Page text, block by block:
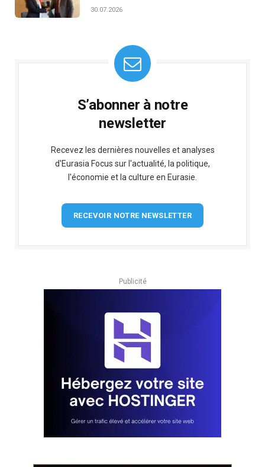
30.07.2026
S’abonner à notre
newsletter
Recevez les dernières nouvelles et analyses
d'Eurasia Focus sur l'actualité, la politique,
l'économie et la culture en Eurasie.
RECEVOIR NOTRE NEWSLETTER
Publicité